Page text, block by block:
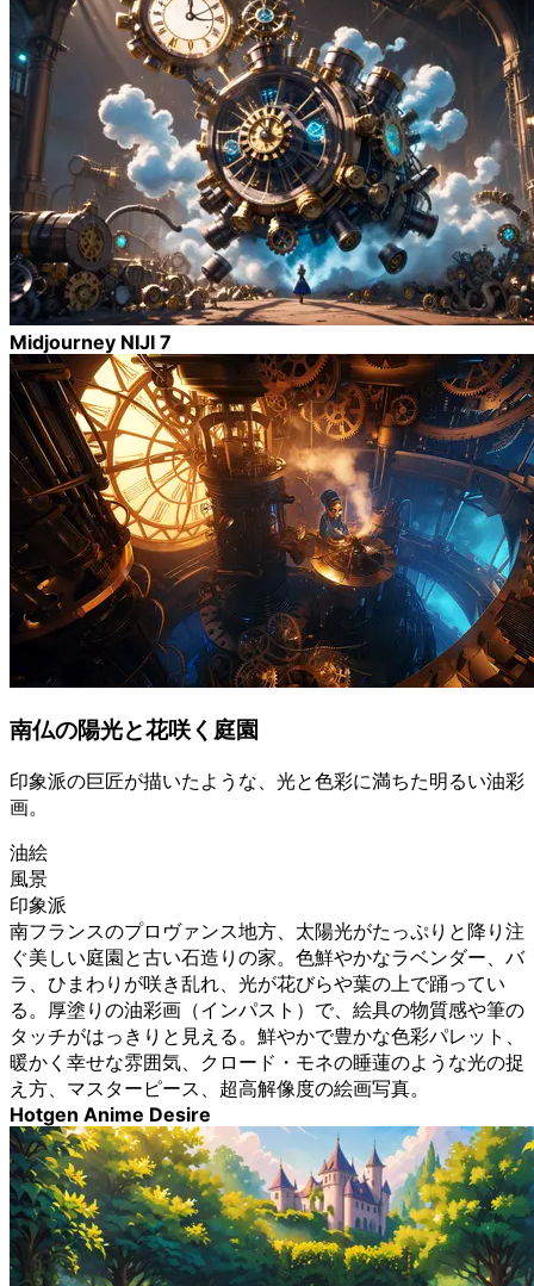
Midjourney NIJI 7
南仏の陽光と花咲く庭園
印象派の巨匠が描いたような、光と色彩に満ちた明るい油彩
画。
油絵
風景
印象派
南フランスのプロヴァンス地方、太陽光がたっぷりと降り注
ぐ美しい庭園と古い石造りの家。色鮮やかなラベンダー、バ
ラ、ひまわりが咲き乱れ、光が花びらや葉の上で踊ってい
る。厚塗りの油彩画（インパスト）で、絵具の物質感や筆の
タッチがはっきりと見える。鮮やかで豊かな色彩パレット、
暖かく幸せな雰囲気、クロード・モネの睡蓮のような光の捉
え方、マスターピース、超高解像度の絵画写真。
Hotgen Anime Desire